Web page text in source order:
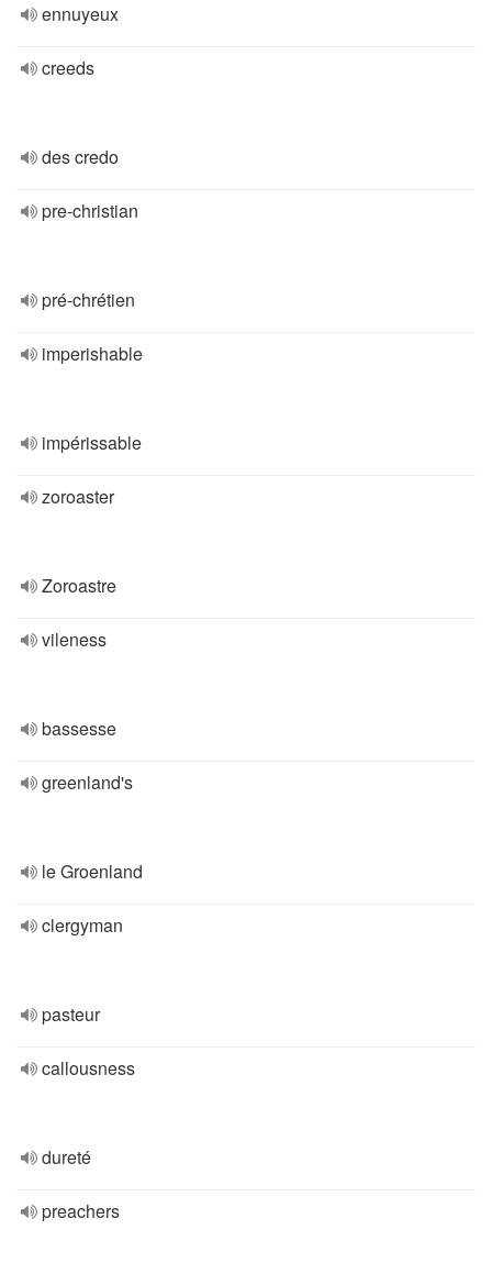
ennuyeux
creeds
des credo
pre-christian
pré-chrétien
imperishable
impérissable
zoroaster
Zoroastre
vileness
bassesse
greenland's
le Groenland
clergyman
pasteur
callousness
dureté
preachers